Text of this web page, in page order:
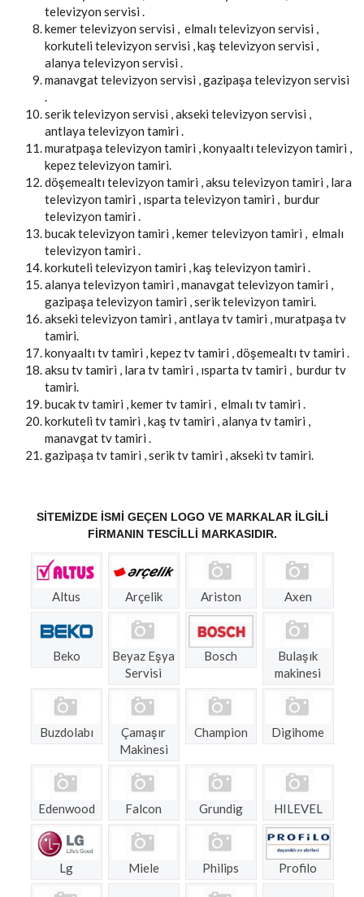
televizyon servisi .
kemer televizyon servisi , elmalı televizyon servisi ,
korkuteli televizyon servisi , kaş televizyon servisi ,
alanya televizyon servisi .
manavgat televizyon servisi , gazipaşa televizyon servisi
.
serik televizyon servisi , akseki televizyon servisi ,
antlaya televizyon tamiri .
muratpaşa televizyon tamiri , konyaaltı televizyon tamiri ,
kepez televizyon tamiri.
döşemealtı televizyon tamiri , aksu televizyon tamiri , lara
televizyon tamiri , ısparta televizyon tamiri , burdur
televizyon tamiri .
bucak televizyon tamiri , kemer televizyon tamiri , elmalı
televizyon tamiri .
korkuteli televizyon tamiri , kaş televizyon tamiri .
alanya televizyon tamiri , manavgat televizyon tamiri ,
gazipaşa televizyon tamiri , serik televizyon tamiri.
akseki televizyon tamiri , antlaya tv tamiri , muratpaşa tv
tamiri.
konyaaltı tv tamiri , kepez tv tamiri , döşemealtı tv tamiri .
aksu tv tamiri , lara tv tamiri , ısparta tv tamiri , burdur tv
tamiri.
bucak tv tamiri , kemer tv tamiri , elmalı tv tamiri .
korkuteli tv tamiri , kaş tv tamiri , alanya tv tamiri ,
manavgat tv tamiri .
gazipaşa tv tamiri , serik tv tamiri , akseki tv tamiri.
SITEMIZDE ISMI GEÇEN LOGO VE MARKALAR ILGILI
FIRMANIN TESCILLI MARKASIDIR.
Altus Arçelik Ariston Axen
Beko
Beyaz Eşya
Servisi
Bosch
Bulaşık
makinesi
Buzdolabı
Çamaşır
Makinesi
Champion Digihome
Edenwood Falcon Grundig HILEVEL
Lg Miele Philips Profilo